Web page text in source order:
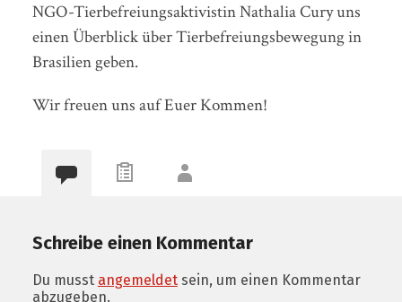
NGO-Tierbefreiungsaktivistin Nathalia Cury uns
einen Überblick über Tierbefreiungsbewegung in
Brasilien geben.
Wir freuen uns auf Euer Kommen!
Schreibe einen Kommentar
Du musst angemeldetsein, um einen Kommentar
abzugeben.